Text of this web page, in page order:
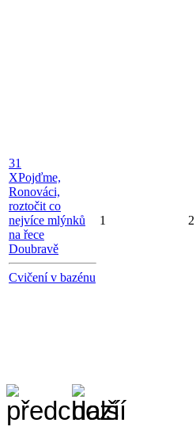
31
XPojďme,
Ronováci,
roztočit co
nejvíce mlýnků
na řece
Doubravě
Cvičení v bazénu
1 2